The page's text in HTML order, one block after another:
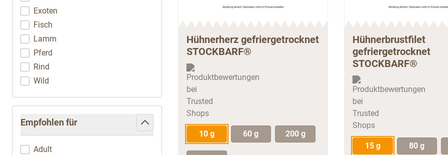
Exoten
Fisch
Lamm
Pferd
Rind
Wild
Empfohlen für
filter
Adult
Hühnerherz gefriergetrocknet
STOCKBARF®
10 g 60 g 200 g
Hühnerbrustfilet
gefriergetrocknet
STOCKBARF®
15 g 80 g